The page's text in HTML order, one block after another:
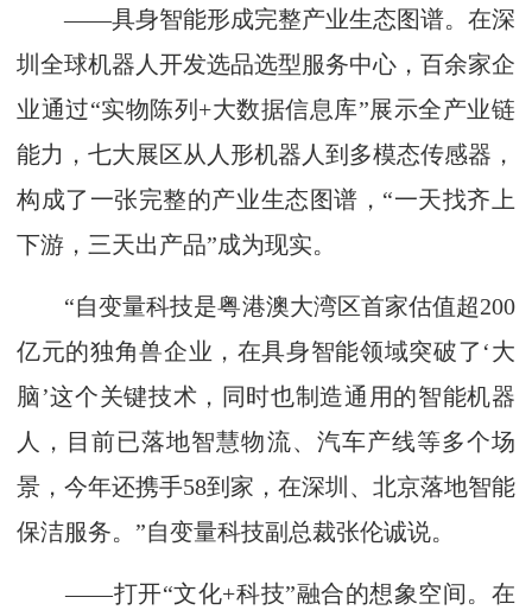
——具身智能形成完整产业生态图谱。在深
圳全球机器人开发选品选型服务中心，百余家企
业通过“实物陈列+大数据信息库”展示全产业链
能力，七大展区从人形机器人到多模态传感器，
构成了一张完整的产业生态图谱，“一天找齐上
下游，三天出产品”成为现实。
“自变量科技是粤港澳大湾区首家估值超200
亿元的独角兽企业，在具身智能领域突破了‘大
脑’这个关键技术，同时也制造通用的智能机器
人，目前已落地智慧物流、汽车产线等多个场
景，今年还携手58到家，在深圳、北京落地智能
保洁服务。”自变量科技副总裁张伦诚说。
——打开“文化+科技”融合的想象空间。在